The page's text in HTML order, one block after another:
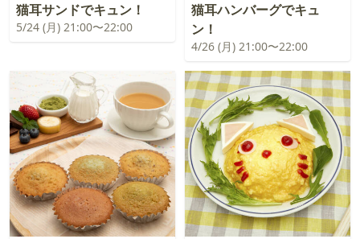
猫耳サンドでキュン！
5/24 (月) 21:00〜22:00
猫耳ハンバーグでキュ
ン！
4/26 (月) 21:00〜22:00